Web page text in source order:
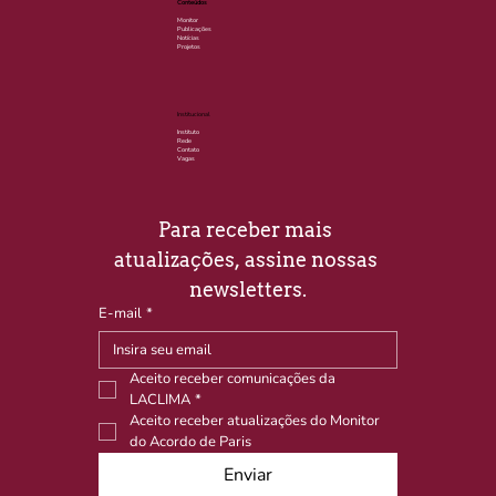
Conteúdos
Monitor
Publicações
Notícias
Projetos
Institucional
Instituto
Rede
Contato
Vagas
Para receber mais
atualizações, assine nossas
newsletters.
E-mail *
Aceito receber comunicações da
LACLIMA *
Aceito receber atualizações do Monitor
do Acordo de Paris
Enviar